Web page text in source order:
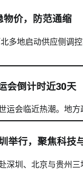
物价，防范通缩
多地启动供应侧调
会倒计时近30天
运会临近热潮。地
举行，聚焦科技
深圳、北京与贵州